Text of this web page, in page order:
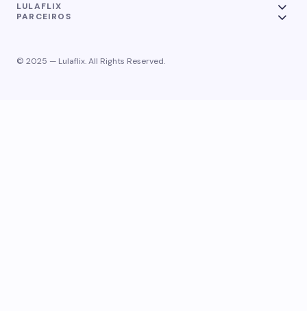
LULAFLIX
PARCEIROS
© 2025 — Lulaflix. All Rights Reserved.